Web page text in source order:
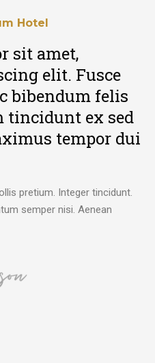
pretium. Integer tincidunt.
semper nisi. Aenean
Hotel
sit amet,
elit. Fusce
bibendum felis
tincidunt ex sed
tempor dui